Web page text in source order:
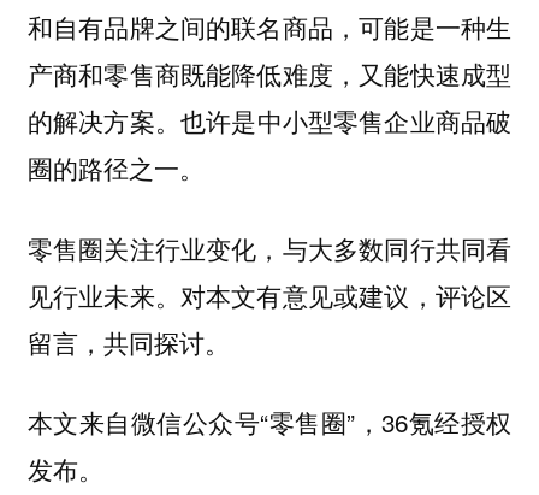
和自有品牌之间的联名商品，可能是一种生
产商和零售商既能降低难度，又能快速成型
的解决方案。 也许是中小型零售企业商品破
圈的路径之一。
零售圈关注行业变化，与大多数同行共同看
见行业未来。对本文有意见或建议，评论区
留言，共同探讨。
本文来自微信公众号“零售圈”，36氪经授权
发布。